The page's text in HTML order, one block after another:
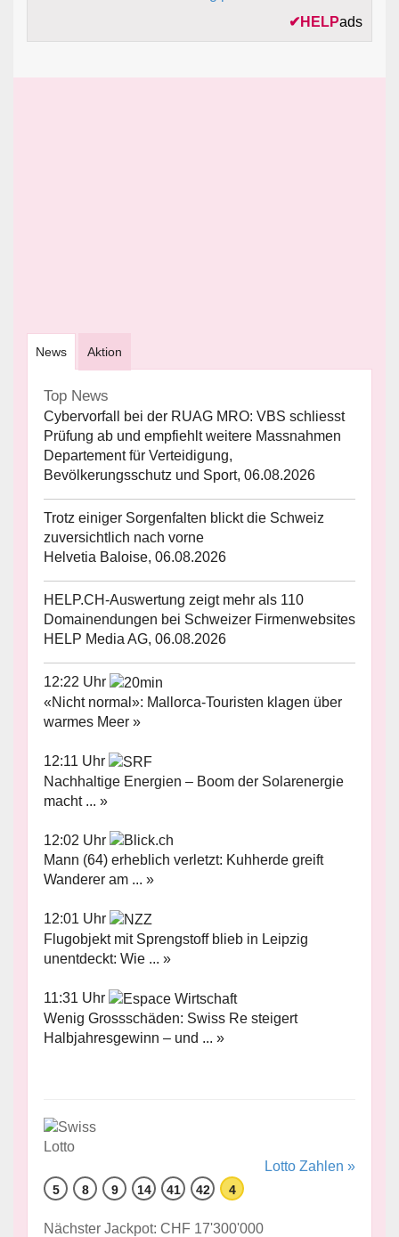
✔ HELPads
News Aktion
Top News
Cybervorfall bei der RUAG MRO: VBS schliesst
Prüfung ab und empfiehlt weitere Massnahmen
Departement für Verteidigung,
Bevölkerungsschutz und Sport, 06.08.2026
Trotz einiger Sorgenfalten blickt die Schweiz
zuversichtlich nach vorne
Helvetia Baloise, 06.08.2026
HELP.CH-Auswertung zeigt mehr als 110
Domainendungen bei Schweizer Firmenwebsites
HELP Media AG, 06.08.2026
12:22 Uhr
«Nicht normal»: Mallorca-Touristen klagen über
warmes Meer »
12:11 Uhr
Nachhaltige Energien – Boom der Solarenergie
macht ... »
12:02 Uhr
Mann (64) erheblich verletzt: Kuhherde greift
Wanderer am ... »
12:01 Uhr
Flugobjekt mit Sprengstoff blieb in Leipzig
unentdeckt: Wie ... »
11:31 Uhr
Wenig Grossschäden: Swiss Re steigert
Halbjahresgewinn – und ... »
Lotto Zahlen »
5 8 9 14 41 42 4
Nächster Jackpot: CHF 17'300'000